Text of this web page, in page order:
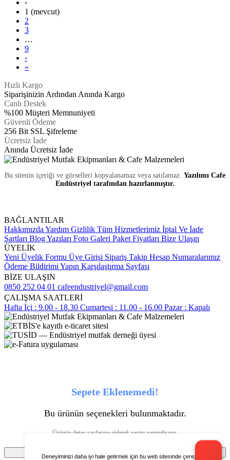
Deneyiminizi daha iyi hale getirmek için bu web sitesinde çerezleri
‹
1 (mevcut)
2
3
…
9
›
»
Hızlı Kargo
Siparişinizin Ardından Anında Kargo
Canlı Destek
%100 Müşteri Memnuniyeti
Güvenli Ödeme
256 Bit SSL Şifreleme
Ücretsiz İade
Anında Ücretsiz İade
Bu sitenin içeriği ve görselleri kopyalanamaz veya satılamaz. Yazılımı Cafe
Endüstriyel tarafından hazırlanmıştır.
BAĞLANTILAR
Hakkımızda Yardım Gizlilik Tüm Hizmetlerimiz İptal Ve İade
Şartları Blog Yazıları Foto Galeri Paket Fiyatları Bize Ulaşın
ÜYELİK
Yeni Üyelik Formu Üye Girişi Sipariş Takip Hesap Numaralarımız
Ödeme Bildirimi Yapın Karşılaştırma Sayfası
BİZE ULAŞIN
0850 252 04 01 cafeendustriyel@gmail.com
ÇALIŞMA SAATLERİ
Hafta İçi : 9.00 - 18.30 Cumartesi : 11.00 - 16.00 Pazar : Kapalı
Sepete Eklenemedi!
Bu ürünün seçenekleri bulunmaktadır.
Ürünün detay sayfasına giderek seçim yapmalısınız.